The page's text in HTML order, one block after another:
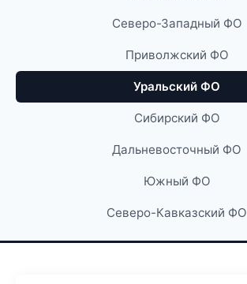
Северо-Западный ФО
Приволжский ФО
Уральский ФО
Сибирский ФО
Дальневосточный ФО
Южный ФО
Северо-Кавказский ФО